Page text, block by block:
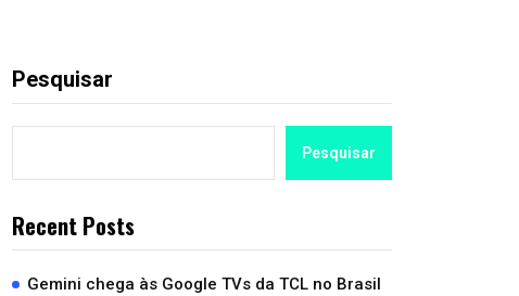
Pesquisar
Pesquisar
Recent Posts
Gemini chega às Google TVs da TCL no Brasil